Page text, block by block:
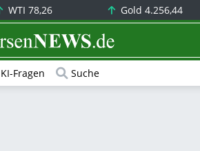
WTI 78,26 Gold 4.256,44
KI-Fragen Suche